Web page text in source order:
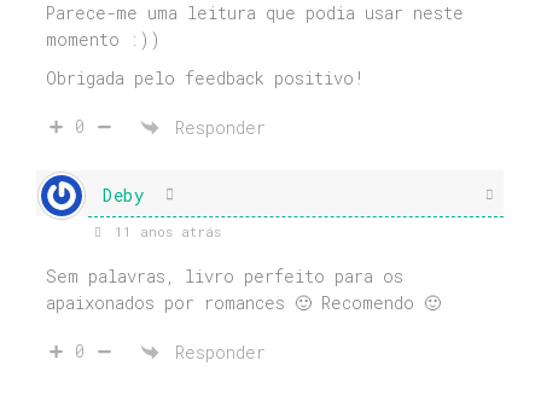
Parece-me uma leitura que podia usar neste
momento :))
Obrigada pelo feedback positivo!
0 Responder
Deby
11 anos atrás
Sem palavras, livro perfeito para os
apaixonados por romances 🙂 Recomendo 🙂
0 Responder